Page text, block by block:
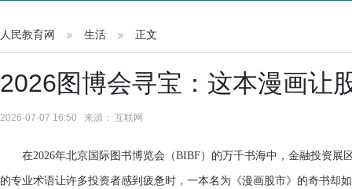
育儿 资讯
人民教育网 生活 正文
2026图博会寻宝：这本漫画让
2026-07-07 16:50 来源： 互联网
在2026年北京国际图书博览会（BIBF）的万千书海中，金融投资
的专业术语让许多投资者感到疲惫时，一本名为《漫画股市》的奇书却